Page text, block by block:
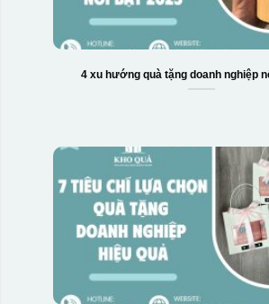
4 xu hướng quà tặng doanh nghiệp